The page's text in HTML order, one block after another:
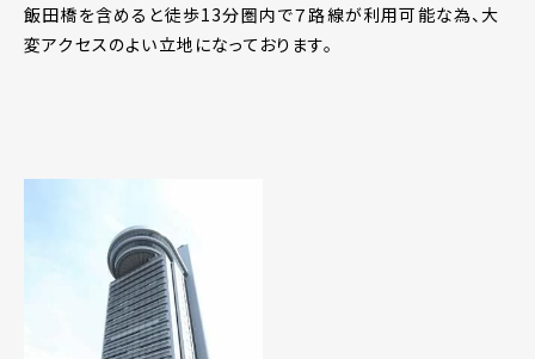
飯田橋を含めると徒歩13分圏内で７路線が利用可能な為、大
変アクセスのよい立地になっております。